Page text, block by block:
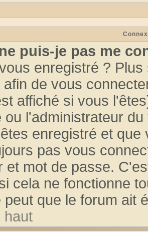
puis-je pas me
enregistré ?
de vous
affiché si vous
ou l'administrateur
enregistré et
pas vous
et mot de passe.
cela ne fonctionne
peut que le forum ait
haut